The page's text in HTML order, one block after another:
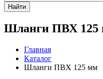
Найти
Шланги ПВХ 125
Главная
Каталог
Шланги ПВХ 125 мм